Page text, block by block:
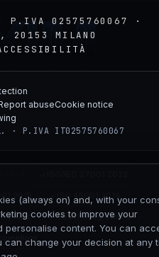
P.IVA 02575760067 ·
20153 MILANO
(always on) and, with your
cookies to improve your
personalise content. You can
can change your decision at any
abuseCookie notice
P.IVA IT02575760067
ISO 45001:2018
AGCOM registered